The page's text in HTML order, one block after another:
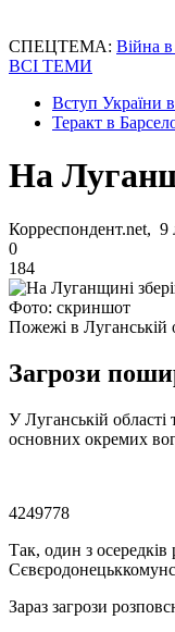
СПЕЦТЕМА: Війна в
ВСІ ТЕМИ
Вступ України
Теракт в
На
Корреспондент.net, 9
0
184
Фото: скриншот
Пожежі в Луганській
Загрози
У Луганській
основних окремих
4249778
Так, один з
Зараз загрози